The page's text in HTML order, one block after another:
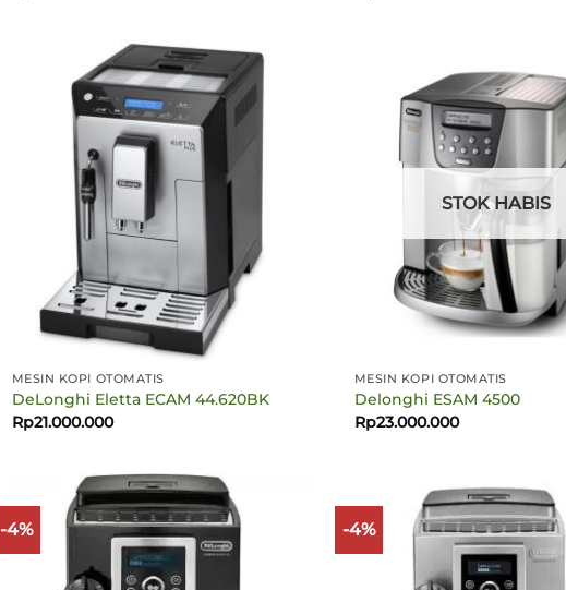
MESIN KOPI OTOMATIS
DeLonghi Eletta ECAM 44.620BK
Rp21.000.000
STOK HABIS
MESIN KOPI OTOMATIS
Delonghi ESAM 4500
Rp23.000.000
-4% -4%